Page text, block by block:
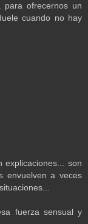
para ofrecernos un
cuando no hay
son
envuelven a veces
fuerza sensual y